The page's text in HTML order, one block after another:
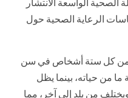
الرعاية الصحية حول
من كل ستة أشخاص في سن
من حياته، بينما يظل
من بلد إلى آخر، مما